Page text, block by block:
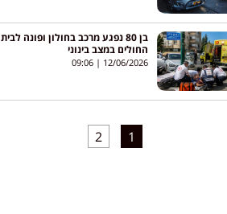
בן 80 נפגע מרכב בחולון ופונה לבית
החולים במצב בינוני
12/06/2026
1
2